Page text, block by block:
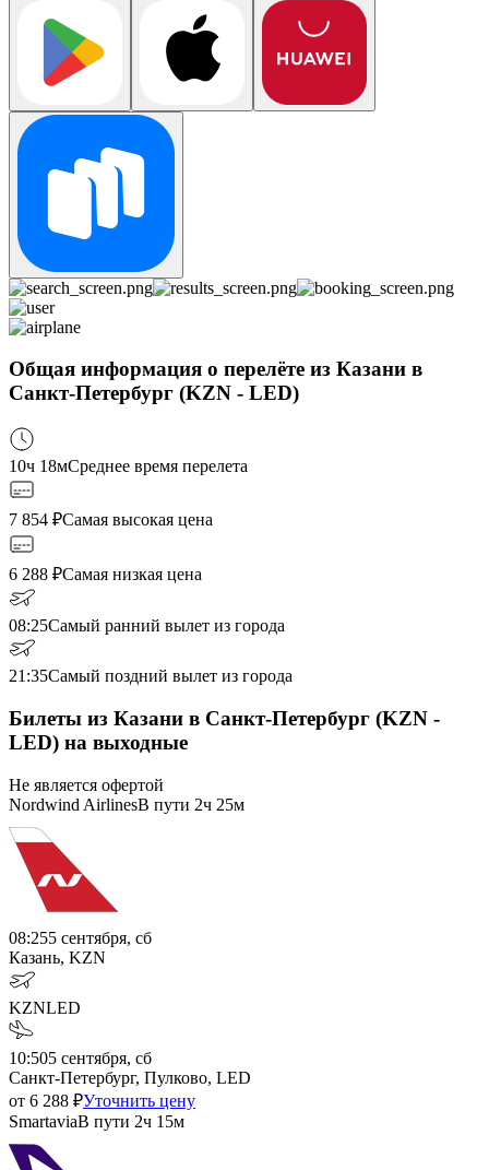
Общая информация о перелёте из Казани в
Санкт-Петербург (KZN - LED)
10ч 18мСреднее время перелета
7 854 ₽Самая высокая цена
6 288 ₽Самая низкая цена
08:25Самый ранний вылет из города
21:35Самый поздний вылет из города
Билеты из Казани в Санкт-Петербург (KZN -
LED) на выходные
Не является офертой
Nordwind AirlinesВ пути 2ч 25м
08:255 сентября, сб
Казань, KZN
KZNLED
10:505 сентября, сб
Санкт-Петербург, Пулково, LED
от 6 288 ₽Уточнить цену
SmartaviaВ пути 2ч 15м